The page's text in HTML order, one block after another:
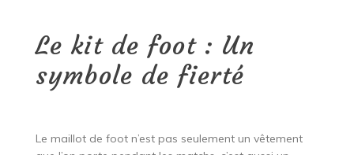
Le kit de foot : Un
symbole de fierté
Le maillot de foot n’est pas seulement un vêtement